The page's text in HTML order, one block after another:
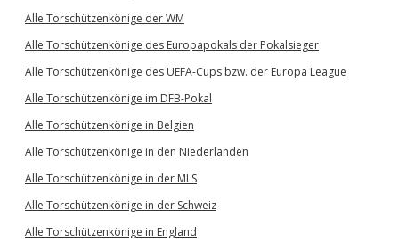
Alle Torschützenkönige der WM
Alle Torschützenkönige des Europapokals der Pokalsieger
Alle Torschützenkönige des UEFA-Cups bzw. der Europa League
Alle Torschützenkönige im DFB-Pokal
Alle Torschützenkönige in Belgien
Alle Torschützenkönige in den Niederlanden
Alle Torschützenkönige in der MLS
Alle Torschützenkönige in der Schweiz
Alle Torschützenkönige in England